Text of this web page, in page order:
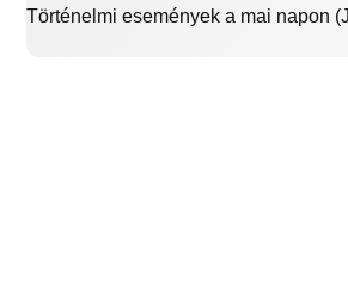
Történelmi események a mai napon